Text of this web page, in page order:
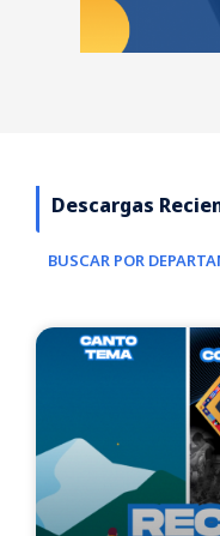
Descargas
BUSCAR POR